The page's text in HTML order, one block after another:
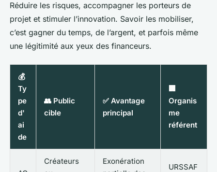
Réduire les risques, accompagner les porteurs de
projet et stimuler l’innovation. Savoir les mobiliser,
c’est gagner du temps, de l’argent, et parfois même
une légitimité aux yeux des financeurs.
💰
Ty
pe
d'
ai
de
👥 Public
cible
✅ Avantage
principal
🏢
Organis
me
référent
Créateurs
Exonération
URSSAF